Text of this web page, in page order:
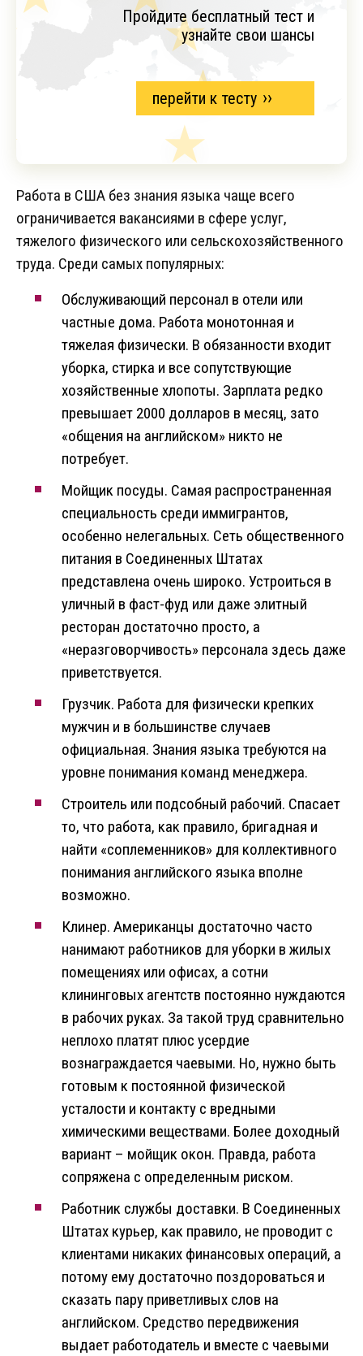
Пройдите бесплатный тест и
узнайте свои шансы
перейти к тесту
Работа в США без знания языка чаще всего
ограничивается вакансиями в сфере услуг,
тяжелого физического или сельскохозяйственного
труда. Среди самых популярных:
Обслуживающий персонал в отели или
частные дома. Работа монотонная и
тяжелая физически. В обязанности входит
уборка, стирка и все сопутствующие
хозяйственные хлопоты. Зарплата редко
превышает 2000 долларов в месяц, зато
«общения на английском» никто не
потребует.
Мойщик посуды. Самая распространенная
специальность среди иммигрантов,
особенно нелегальных. Сеть общественного
питания в Соединенных Штатах
представлена очень широко. Устроиться в
уличный в фаст-фуд или даже элитный
ресторан достаточно просто, а
«неразговорчивость» персонала здесь даже
приветствуется.
Грузчик. Работа для физически крепких
мужчин и в большинстве случаев
официальная. Знания языка требуются на
уровне понимания команд менеджера.
Строитель или подсобный рабочий. Спасает
то, что работа, как правило, бригадная и
найти «соплеменников» для коллективного
понимания английского языка вполне
возможно.
Клинер. Американцы достаточно часто
нанимают работников для уборки в жилых
помещениях или офисах, а сотни
клининговых агентств постоянно нуждаются
в рабочих руках. За такой труд сравнительно
неплохо платят плюс усердие
вознаграждается чаевыми. Но, нужно быть
готовым к постоянной физической
усталости и контакту с вредными
химическими веществами. Более доходный
вариант – мойщик окон. Правда, работа
сопряжена с определенным риском.
Работник службы доставки. В Соединенных
Штатах курьер, как правило, не проводит с
клиентами никаких финансовых операций, а
потому ему достаточно поздороваться и
сказать пару приветливых слов на
английском. Средство передвижения
выдает работодатель и вместе с чаевыми